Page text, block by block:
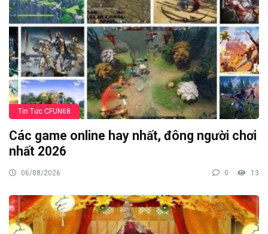
Tin Tức CFUN68
Các game online hay nhất, đông người chơi
nhất 2026
06/08/2026 0 13